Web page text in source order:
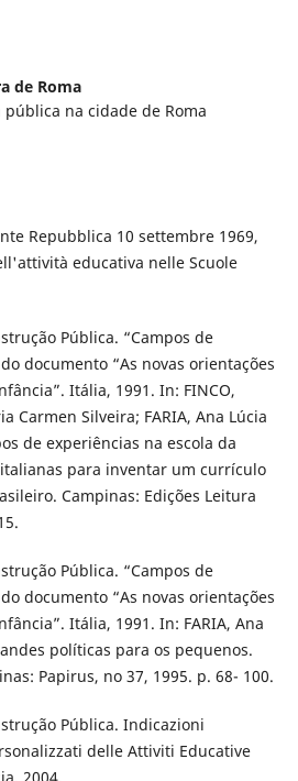
de Roma
na cidade de Roma
Repubblica 10 settembre 1969,
educativa nelle Scuole
Pública. “Campos de
documento “As novas orientações
Itália, 1991. In: FINCO,
Carmen Silveira; FARIA, Ana Lúcia
de experiências na escola da
para inventar um currículo
Campinas: Edições Leitura
Pública. “Campos de
documento “As novas orientações
Itália, 1991. In: FARIA, Ana
políticas para os pequenos.
Papirus, no 37, 1995. p. 68- 100.
Pública. Indicazioni
delle Attiviti Educative